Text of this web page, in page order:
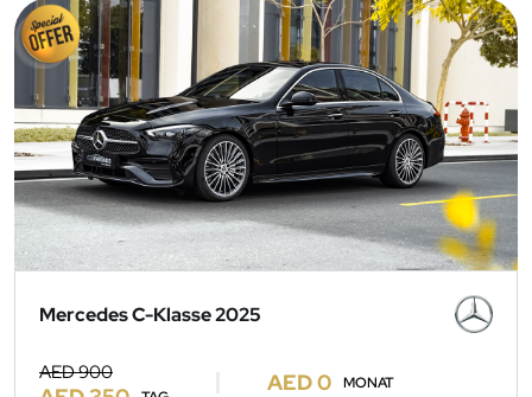
Mercedes C-Klasse 2025
AED 900 AED 0 MONAT